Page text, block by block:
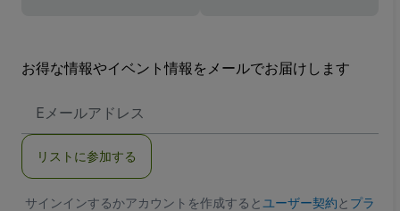
お得な情報やイベント情報をメールでお届けします
メ
ア
ス
リストに参加する
サインインするかアカウントを作成すると ユーザー契約と プラ